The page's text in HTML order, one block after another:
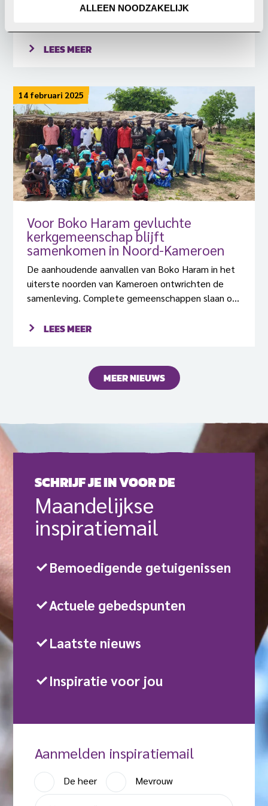
ALLEEN NOODZAKELIJK
jihadistisch geweld in Nigeria. Wat kunnen wij, vanuit
LEES MEER
14 februari 2025
Voor Boko Haram gevluchte
kerkgemeenschap blijft
samenkomen in Noord-Kameroen
De aanhoudende aanvallen van Boko Haram in het
uiterste noorden van Kameroen ontwrichten de
samenleving. Complete gemeenschappen slaan op
dorpen en anderen, zoals de gemeenschap van
stichten op een plek die heel ver weg is van alles
wat ze ooit kenden.
LEES MEER
MEER NIEUWS
SCHRIJF JE IN VOOR DE
Maande­lijkse
inspiratie­mail
Bemoedigende getuigenissen
Actuele gebedspunten
Laatste nieuws
Inspiratie voor jou
Aanmelden inspiratiemail
A
a
De heer
Mevrouw
V